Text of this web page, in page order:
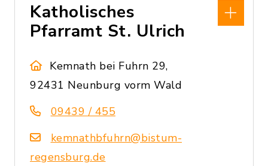
Katholisches
Pfarramt St. Ulrich
Kemnath bei Fuhrn 29,
92431 Neunburg vorm Wald
09439 / 455
kemnathbfuhrn@bistum-
regensburg.de